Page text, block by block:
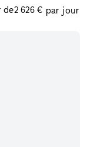
de2 626 € par jour